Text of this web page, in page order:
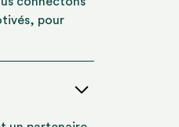
pour